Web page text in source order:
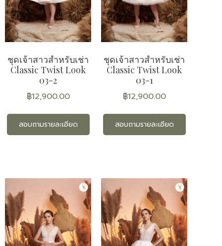
ชุดเจ้าสาวสำหรับเช่า
Classic Twist Look
03-2
฿12,900.00
สอบถามรายละเอียด
ชุดเจ้าสาวสำหรับเช่า
Classic Twist Look
03-1
฿12,900.00
สอบถามรายละเอียด